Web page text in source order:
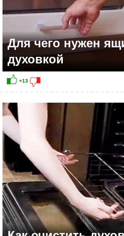
+2
Для чего нужен
духовкой